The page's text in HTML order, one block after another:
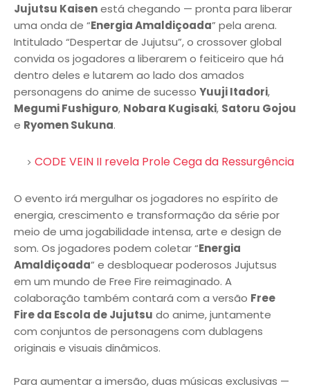
Jujutsu Kaisenestá chegando — pronta para liberar
uma onda de “Energia Amaldiçoada” pela arena.
Intitulado “Despertar de Jujutsu”, o crossover global
convida os jogadores a liberarem o feiticeiro que há
dentro deles e lutarem ao lado dos amados
personagens do anime de sucesso Yuuji Itadori,
Megumi Fushiguro, Nobara Kugisaki, Satoru Gojou
e Ryomen Sukuna.
CODE VEIN II revela Prole Cega da Ressurgência
O evento irá mergulhar os jogadores no espírito de
energia, crescimento e transformação da série por
meio de uma jogabilidade intensa, arte e design de
som. Os jogadores podem coletar “Energia
Amaldiçoada” e desbloquear poderosos Jujutsus
em um mundo de Free Fire reimaginado. A
colaboração também contará com a versão Free
Fire da Escola de Jujutsu do anime, juntamente
com conjuntos de personagens com dublagens
originais e visuais dinâmicos.
Para aumentar a imersão, duas músicas exclusivas —